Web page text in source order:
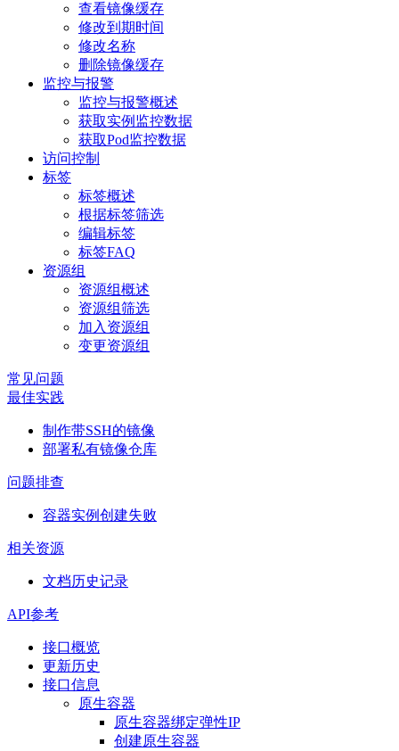
查看镜像缓存
修改到期时间
修改名称
删除镜像缓存
监控与报警
监控与报警概述
获取实例监控数据
获取Pod监控数据
访问控制
标签
标签概述
根据标签筛选
编辑标签
标签FAQ
资源组
资源组概述
资源组筛选
加入资源组
变更资源组
常见问题
最佳实践
制作带SSH的镜像
部署私有镜像仓库
问题排查
容器实例创建失败
相关资源
文档历史记录
API参考
接口概览
更新历史
接口信息
原生容器
原生容器绑定弹性IP
创建原生容器